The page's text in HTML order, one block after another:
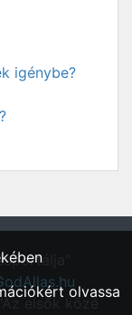
igénybe?
elsők közé
olvassa